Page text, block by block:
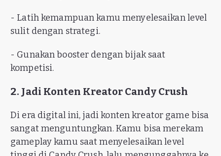
- Latih kemampuan kamu menyelesaikan level
sulit dengan strategi.
- Gunakan booster dengan bijak saat
kompetisi.
2. Jadi Konten Kreator Candy Crush
Di era digital ini, jadi konten kreator game bisa
sangat menguntungkan. Kamu bisa merekam
gameplay kamu saat menyelesaikan level